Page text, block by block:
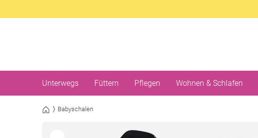
Unterwegs Füttern Pflegen Wohnen & Schlafen
Babyschalen